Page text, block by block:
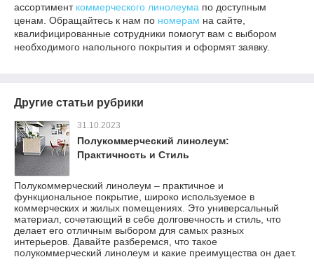
ассортимент коммерческого линолеума по доступным
ценам. Обращайтесь к нам по номерам на сайте,
квалифицированные сотрудники помогут вам с выбором
необходимого напольного покрытия и оформят заявку.
Другие статьи рубрики
31.10.2023
Полукоммерческий линолеум:
Практичность и Стиль
Полукоммерческий линолеум – практичное и
функциональное покрытие, широко используемое в
коммерческих и жилых помещениях. Это универсальный
материал, сочетающий в себе долговечность и стиль, что
делает его отличным выбором для самых разных
интерьеров. Давайте разберемся, что такое
полукоммерческий линолеум и какие преимущества он дает.